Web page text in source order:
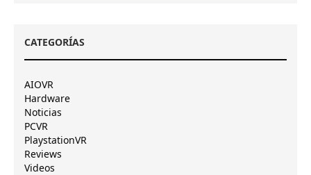
CATEGORÍAS
AIOVR
Hardware
Noticias
PCVR
PlaystationVR
Reviews
Videos